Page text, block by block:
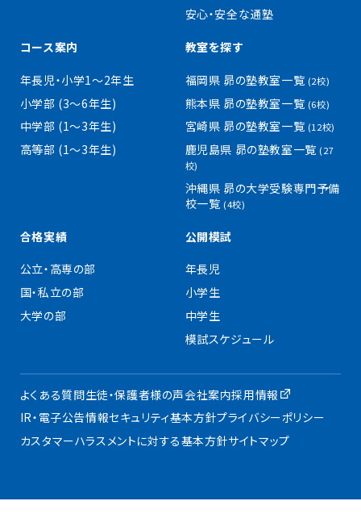
安心・安全な通塾
コース案内
年長児・小学1〜2年生
小学部 (3〜6年生)
中学部 (1〜3年生)
高等部 (1〜3年生)
教室を探す
福岡県 昴の塾教室一覧 (2校)
熊本県 昴の塾教室一覧 (6校)
宮崎県 昴の塾教室一覧 (12校)
鹿児島県 昴の塾教室一覧(27
校)
沖縄県 昴の大学受験専門予備
校一覧 (4校)
合格実績
公立・高専の部
国・私立の部
大学の部
公開模試
年長児
小学生
中学生
模試スケジュール
よくある質問生徒・保護者様の声会社案内採用情報
IR・電子公告情報セキュリティ基本方針プライバシーポリシー
カスタマーハラスメントに対する基本方針サイトマップ